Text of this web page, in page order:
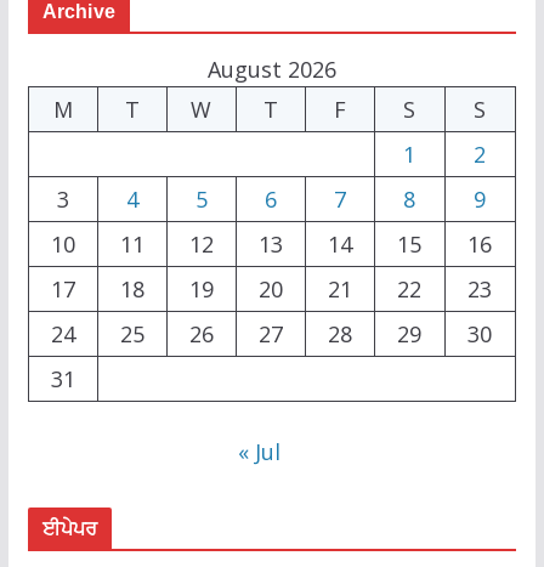
Archive
August 2026
M
T W T F S
S
1
2
3
4 5 6 7 8
9
10
11 12 13 14 15
16
17
18 19 20 21 22
23
24
25 26 27 28 29
30
31
« Jul
ਈਪੇਪਰ